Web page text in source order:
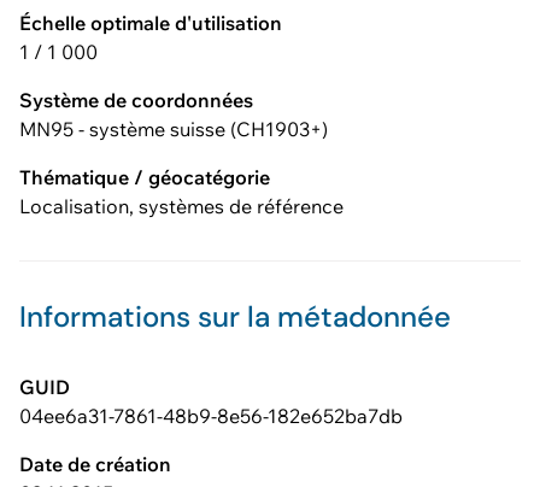
Échelle optimale d'utilisation
1 / 1 000
Système de coordonnées
MN95 - système suisse (CH1903+)
Thématique / géocatégorie
Localisation, systèmes de référence
Informations sur la métadonnée
GUID
04ee6a31-7861-48b9-8e56-182e652ba7db
Date de création